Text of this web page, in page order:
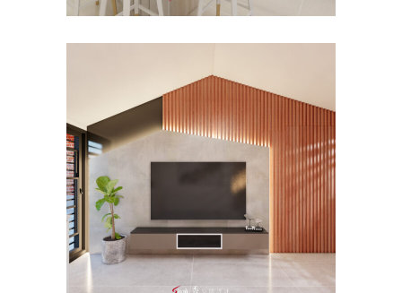
近30年老屋翻新｜台南下營區
×三合院
主臥/公寓/大樓 /客餐廳/新成屋/
老屋翻
新